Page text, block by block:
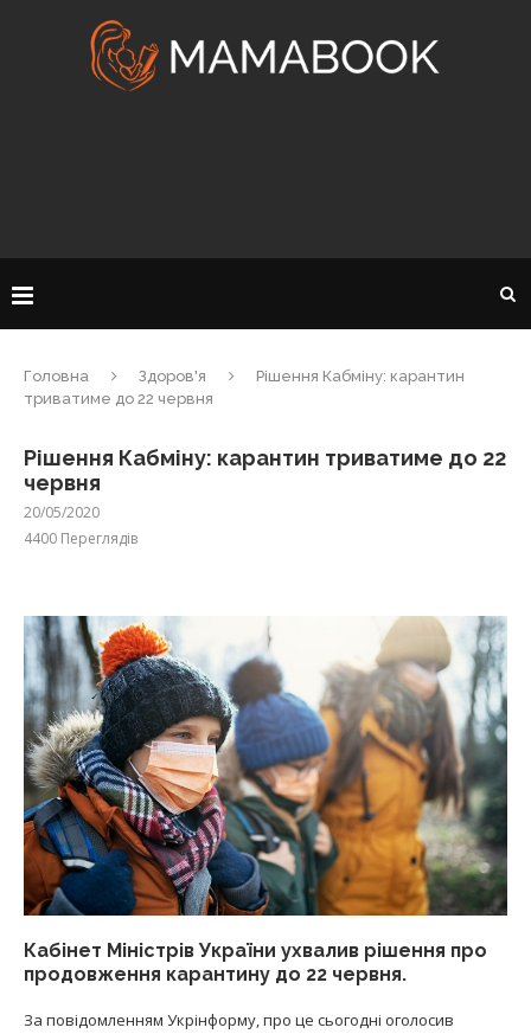
Головна Здоров'я
Рішення Кабміну: карантин
триватиме до 22 червня
Рішення Кабміну: карантин триватиме до 22
червня
20/05/2020
4400 Переглядів
Кабінет Міністрів України ухвалив рішення про
продовження карантину до 22 червня.
За повідомленням Укрінформу, про це сьогодні оголосив